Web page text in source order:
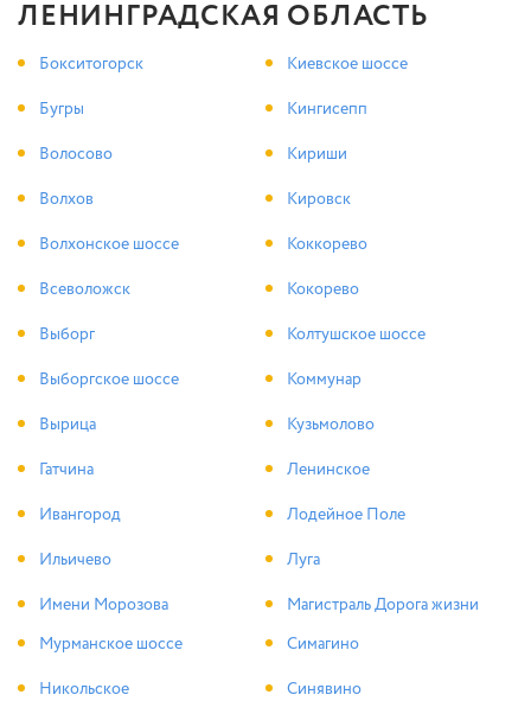
ЛЕНИНГРАДСКАЯ ОБЛАСТЬ
Бокситогорск
Бугры
Волосово
Волхов
Волхонское шоссе
Всеволожск
Выборг
Выборгское шоссе
Вырица
Гатчина
Ивангород
Ильичево
Имени Морозова
Киевское шоссе
Кингисепп
Кириши
Кировск
Коккорево
Кокорево
Колтушское шоссе
Коммунар
Кузьмолово
Ленинское
Лодейное Поле
Луга
Магистраль Дорога жизни
Мурманское шоссе
Никольское
Симагино
Синявино